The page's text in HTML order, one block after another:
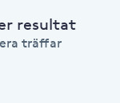
resultat
träffar